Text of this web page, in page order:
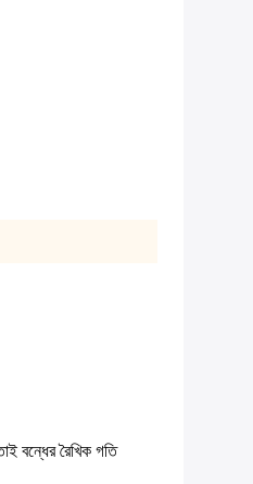
বন্ধের রৈখিক গতি